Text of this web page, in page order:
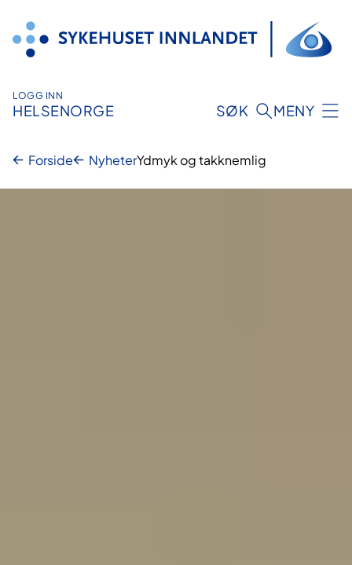
innhold
LOGG INN
HELSENORGE SØK MENY
Forside NyheterYdmyk og takknemlig